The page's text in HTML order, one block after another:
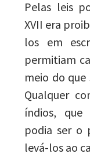
Pelas leis
XVII era
los em
permitiam
meio do que
Qualquer
índios, que
podia ser o
levá-los ao